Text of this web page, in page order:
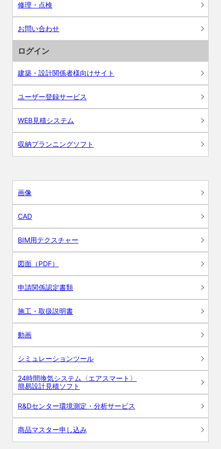
修理・点検
お問い合わせ
ログイン
建築・設計関係者様向けサイト
ユーザー登録サービス
WEB見積システム
収納プランニングソフト
画像
CAD
BIM用テクスチャー
図面（PDF）
申請関係認定書類
施工・取扱説明書
動画
シミュレーションツール
24時間換気システム〈エアスマート〉
簡易設計見積ソフト
R&Dセンター環境測定・分析サービス
商品マスター申し込み